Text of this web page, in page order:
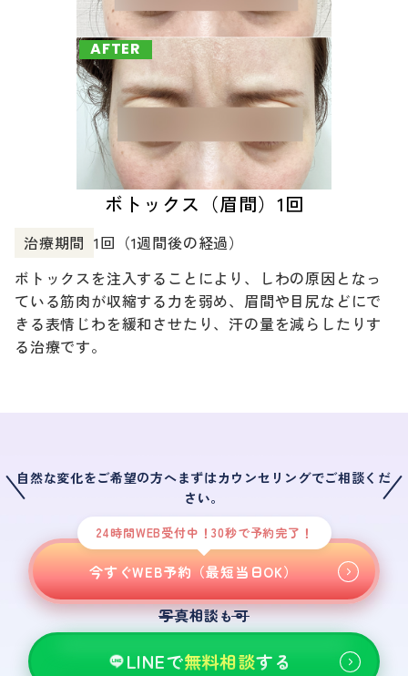
AFTER
ボトックス（眉間）1回
治療期間 1回（1週間後の経過）
ボトックスを注入することにより、しわの原因となっ
ている筋肉が収縮する力を弱め、眉間や目尻などにで
きる表情じわを緩和させたり、汗の量を減らしたりす
る治療です。
自然な変化をご希望の方へまずはカウンセリングでご相談くだ
さい。
24時間WEB受付中！30秒で予約完了！
今すぐWEB予約（最短当日OK）
写真相談も可
LINEで無料相談する